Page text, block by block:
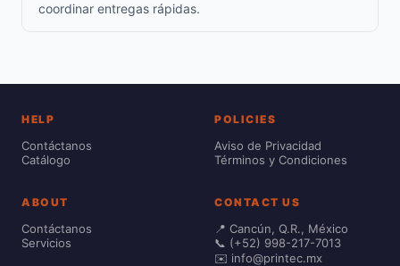
coordinar entregas rápidas.
HELP
Contáctanos
Catálogo
POLICIES
Aviso de Privacidad
Términos y Condiciones
ABOUT
Contáctanos
Servicios
CONTACT US
📍 Cancún, Q.R., México
📞 (+52) 998-217-7013
✉️ info@printec.mx